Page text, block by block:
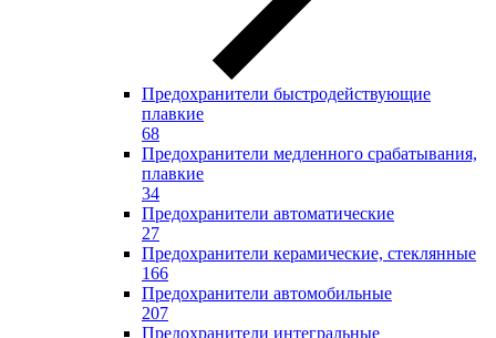
Предохранители быстродействующие
плавкие
68
Предохранители медленного срабатывания,
плавкие
34
Предохранители автоматические
27
Предохранители керамические, стеклянные
166
Предохранители автомобильные
207
Предохранители интегральные